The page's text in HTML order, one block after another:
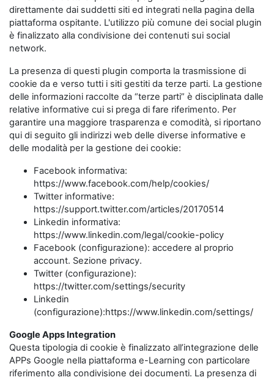
direttamente dai suddetti siti ed integrati nella pagina della
piattaforma ospitante. L'utilizzo più comune dei social plugin
è finalizzato alla condivisione dei contenuti sui social
network.
La presenza di questi plugin comporta la trasmissione di
cookie da e verso tutti i siti gestiti da terze parti. La gestione
delle informazioni raccolte da “terze parti” è disciplinata dalle
relative informative cui si prega di fare riferimento. Per
garantire una maggiore trasparenza e comodità, si riportano
qui di seguito gli indirizzi web delle diverse informative e
delle modalità per la gestione dei cookie:
Facebook informativa:
https://www.facebook.com/help/cookies/
Twitter informative:
https://support.twitter.com/articles/20170514
Linkedin informativa:
https://www.linkedin.com/legal/cookie-policy
Facebook (configurazione): accedere al proprio
account. Sezione privacy.
Twitter (configurazione):
https://twitter.com/settings/security
Linkedin
(configurazione):https://www.linkedin.com/settings/
Google Apps Integration
Questa tipologia di cookie è finalizzato all’integrazione delle
APPs Google nella piattaforma e-Learning con particolare
riferimento alla condivisione dei documenti. La presenza di